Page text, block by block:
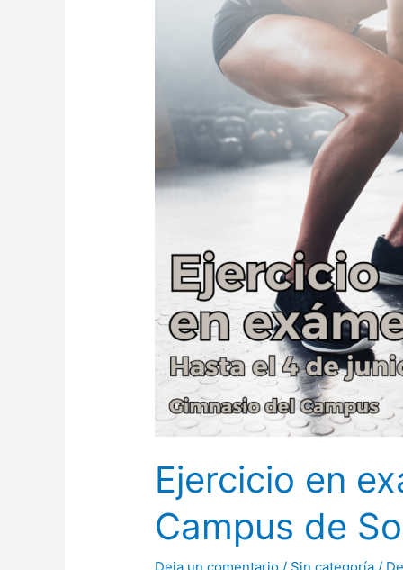
Ejercicio en
Campus de